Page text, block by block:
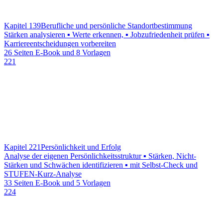
Kapitel 139Berufliche und persönliche Standortbestimmung
Stärken analysieren ▪ Werte erkennen, ▪ Jobzufriedenheit prüfen ▪
Karriereentscheidungen vorbereiten
26 Seiten E-Book und 8 Vorlagen
221
Kapitel 221Persönlichkeit und Erfolg
Analyse der eigenen Persönlichkeitsstruktur ▪ Stärken, Nicht-
Stärken und Schwächen identifizieren ▪ mit Selbst-Check und
STUFEN-Kurz-Analyse
33 Seiten E-Book und 5 Vorlagen
224